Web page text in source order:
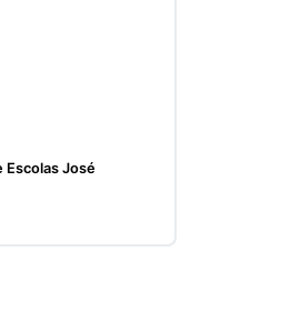
Escolas José